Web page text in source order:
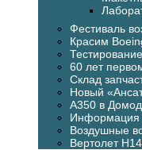
Фестиваль
Красим
60 лет
Склад
Новый
А350 в
Информация
Воздушные
Вертолет